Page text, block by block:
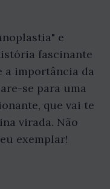
e
fascinante
a importância da
se para uma
que vai te
virada. Não
exemplar!